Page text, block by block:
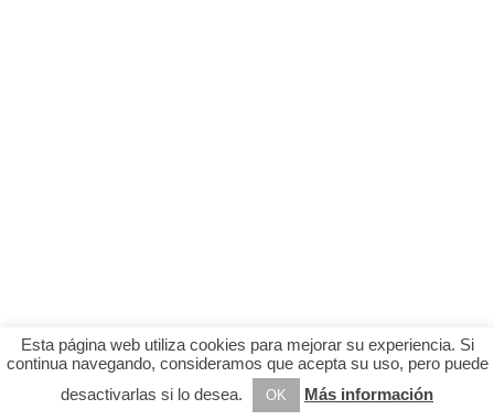
Esta página web utiliza cookies para mejorar su experiencia. Si
continua navegando, consideramos que acepta su uso, pero puede
desactivarlas si lo desea.
OK Más información